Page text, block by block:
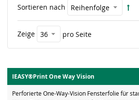
Sortieren nach
Zeige pro Seite
IEASY®Print One Way Vision
Perforierte One-Way-Vision Fensterfolie für